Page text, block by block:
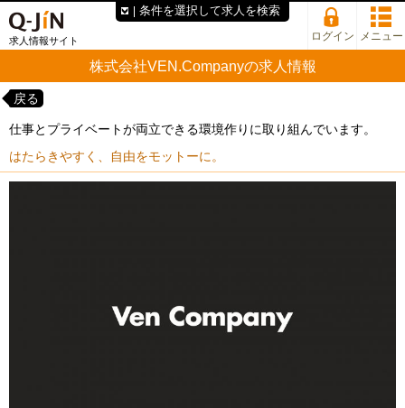
求人情報サイト ログイン メニュー
株式会社VEN.Companyの求人情報
戻る
仕事とプライベートが両立できる環境作りに取り組んでいます。
はたらきやすく、自由をモットーに。
条件を選択して求人を検索